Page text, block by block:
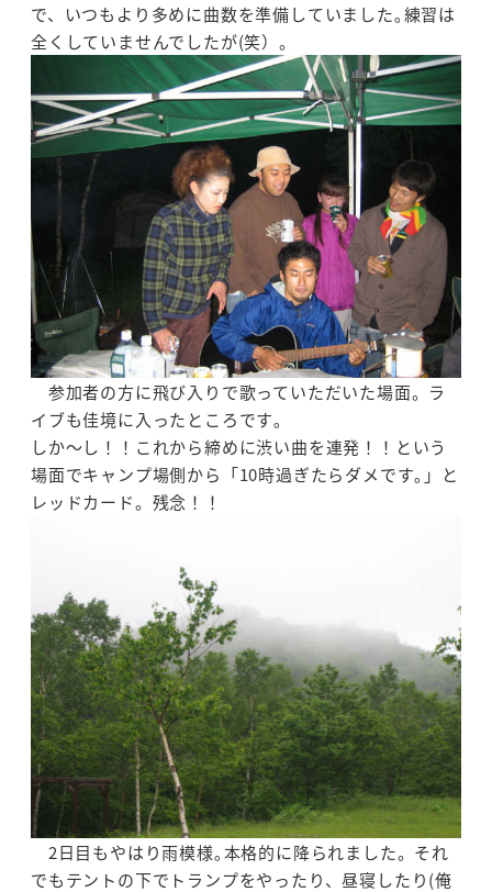
で、いつもより多めに曲数を準備していました｡練習は
全くしていませんでしたが(笑）。
参加者の方に飛び入りで歌っていただいた場面。ラ
イブも佳境に入ったところです｡
しか～し！！これから締めに渋い曲を連発！！という
場面でキャンプ場側から「10時過ぎたらダメです｡」と
レッドカード。残念！！
2日目もやはり雨模様｡本格的に降られました。それ
でもテントの下でトランプをやったり、昼寝したり(俺